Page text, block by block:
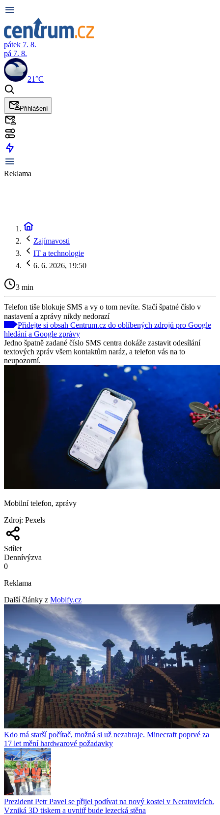
pátek 7. 8.
pá 7. 8.
21°C
Přihlášení
Reklama
Zajímavosti
IT a technologie
6. 6. 2026, 19:50
3 min
Telefon tiše blokuje SMS a vy o tom nevíte. Stačí špatné číslo v
nastavení a zprávy nikdy nedorazí
Přidejte si obsah Centrum.cz do oblíbených zdrojů pro Google
hledání a Google zprávy
Jedno špatně zadané číslo SMS centra dokáže zastavit odesílání
textových zpráv všem kontaktům naráz, a telefon vás na to
neupozorní.
Mobilní telefon, zprávy
Zdroj: Pexels
Sdílet
Dennívýzva
0
Reklama
Další články z Mobify.cz
Kdo má starší počítač, možná si už nezahraje. Minecraft poprvé za
17 let mění hardwarové požadavky
Prezident Petr Pavel se přijel podívat na nový kostel v Neratovicích.
Vzniká 3D tiskem a uvnitř bude lezecká stěna